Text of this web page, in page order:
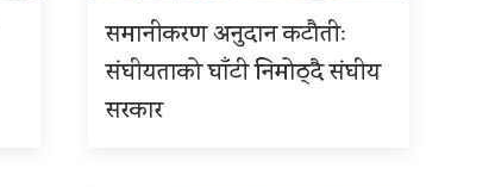
समानीकरण अनुदान कटौतीः
संघीयताको घाँटी निमोठ्दै संघीय
सरकार